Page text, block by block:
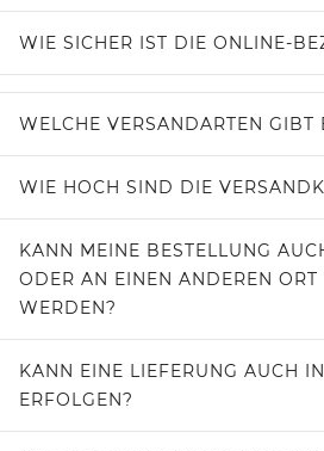
WIE SICHER IST DIE ONLINE-
WELCHE VERSANDARTEN GIBT
WIE HOCH SIND DIE
KANN MEINE BESTELLUNG
ODER AN EINEN ANDEREN ORT
WERDEN?
KANN EINE LIEFERUNG AUCH
ERFOLGEN?